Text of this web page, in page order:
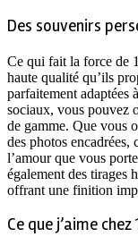
Des souvenirs
Ce qui fait la force de
haute qualité qu’ils
parfaitement adaptées
sociaux, vous pouvez
de gamme. Que vous
des photos encadrées,
l’amour que vous
également des tirages
offrant une finition
Ce que j’aime